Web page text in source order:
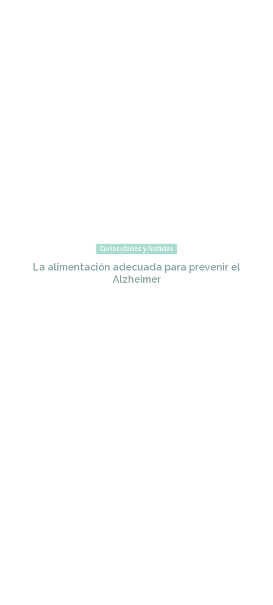
Curiosidades y Noticias
La alimentación adecuada para prevenir el
Alzheimer